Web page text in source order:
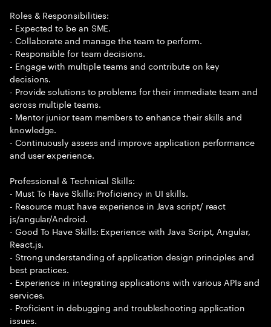
Roles & Responsibilities:
- Expected to be an SME.
- Collaborate and manage the team to perform.
- Responsible for team decisions.
- Engage with multiple teams and contribute on key
decisions.
- Provide solutions to problems for their immediate team and
across multiple teams.
- Mentor junior team members to enhance their skills and
knowledge.
- Continuously assess and improve application performance
and user experience.
Professional & Technical Skills:
- Must To Have Skills: Proficiency in UI skills.
- Resource must have experience in Java script/ react
js/angular/Android.
- Good To Have Skills: Experience with Java Script, Angular,
React.js.
- Strong understanding of application design principles and
best practices.
- Experience in integrating applications with various APIs and
services.
- Proficient in debugging and troubleshooting application
issues.